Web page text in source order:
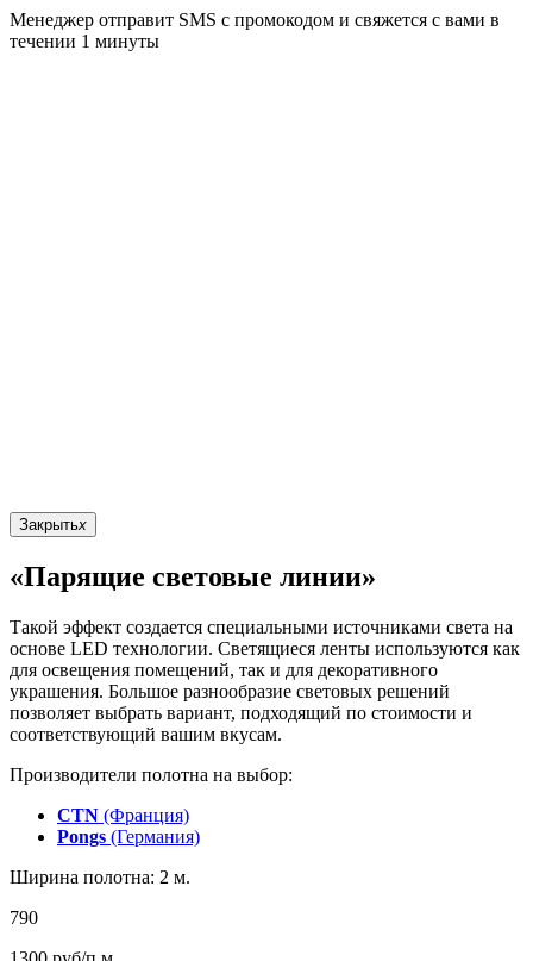
Менеджер отправит SMS с промокодом и свяжется с вами в
течении 1 минуты
Закрытьx
«Парящие световые линии»
Такой эффект создается специальными источниками света на
основе LED технологии. Светящиеся ленты используются как
для освещения помещений, так и для декоративного
украшения. Большое разнообразие световых решений
позволяет выбрать вариант, подходящий по стоимости и
соответствующий вашим вкусам.
Производители полотна на выбор:
CTN (Франция)
Pongs (Германия)
Ширина полотна: 2 м.
790